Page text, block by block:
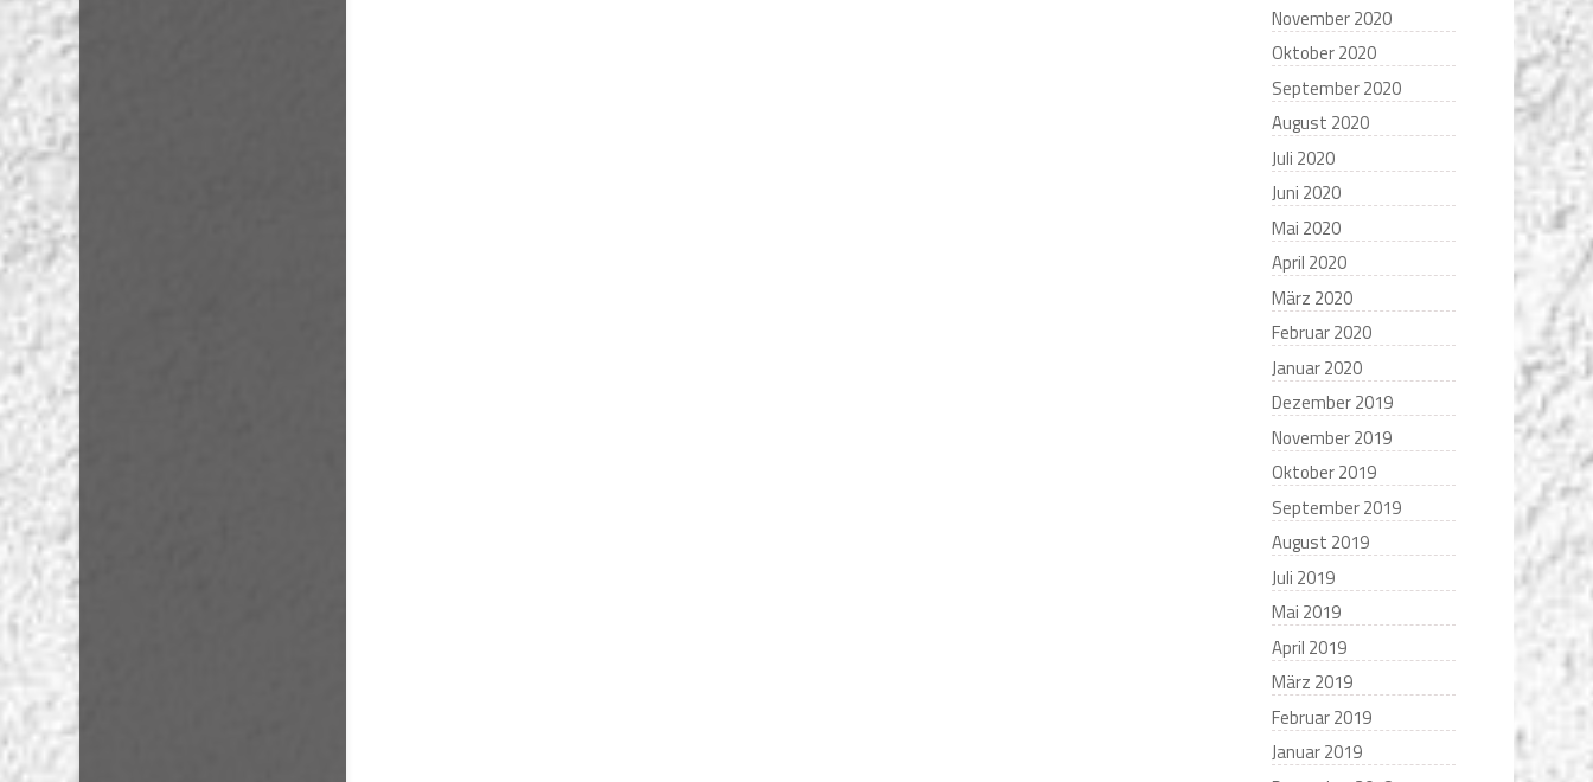
November 2020
Oktober 2020
September 2020
August 2020
Juli 2020
Juni 2020
Mai 2020
April 2020
März 2020
Februar 2020
Januar 2020
Dezember 2019
November 2019
Oktober 2019
September 2019
August 2019
Juli 2019
Mai 2019
April 2019
März 2019
Februar 2019
Januar 2019